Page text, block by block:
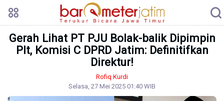
Gerah Lihat PT PJU Bolak-balik Dipimpin
Plt, Komisi C DPRD Jatim: Definitifkan
Direktur!
Rofiq Kurdi
Selasa, 27 Mei 2025 01:40 WIB